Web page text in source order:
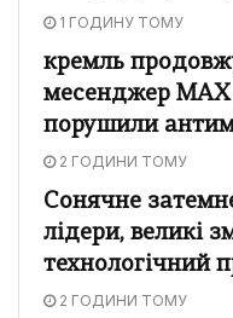
1 ГОДИНУ ТОМУ
кремль
месенджер
порушили
2 ГОДИНИ ТОМУ
Сонячне
лідери, великі
технологічний
2 ГОДИНИ ТОМУ